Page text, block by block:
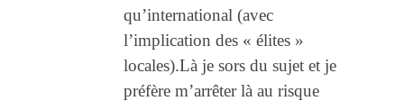
qu’international (avec
l’implication des « élites »
locales).Là je sors du sujet et je
préfère m’arrêter là au risque